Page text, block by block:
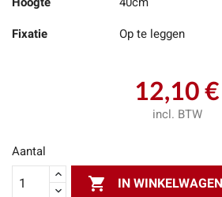
Fixatie Op te leggen
12,10 €
incl. BTW
Aantal
 IN WINKELWAGEN